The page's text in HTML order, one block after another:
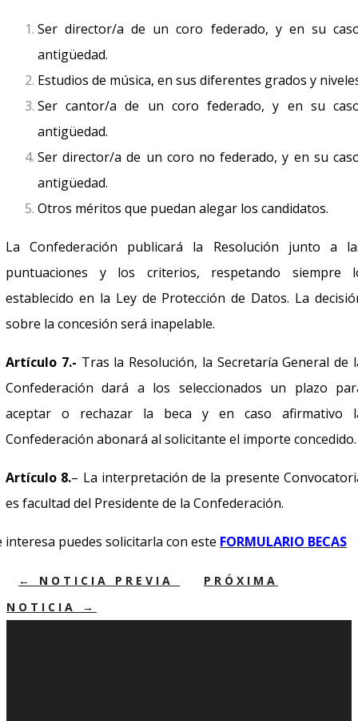
Ser director/a de un coro federado, y en su
antigüedad.
Estudios de música, en sus diferentes grados y
Ser cantor/a de un coro federado, y en su
antigüedad.
Ser director/a de un coro no federado, y en su
antigüedad.
Otros méritos que puedan alegar los candidatos.
La Confederación publicará la Resolución junto a
puntuaciones y los criterios, respetando siempre
establecido en la Ley de Protección de Datos. La
sobre la concesión será inapelable.
Artículo 7.- Tras la Resolución, la Secretaría General de
Confederación dará a los seleccionados un plazo
aceptar o rechazar la beca y en caso afirmativo
Confederación abonará al solicitante el importe concedido.
Artículo 8.– La interpretación de la presente
es facultad del Presidente de la Confederación.
interesa puedes solicitarla con este FORMULARIO BECAS
← NOTICIA PREVIA
PRÓXIMA
NOTICIA
→